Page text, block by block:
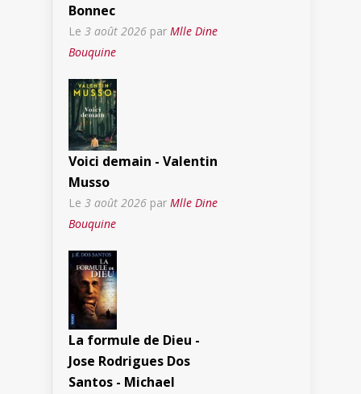
Bonnec
Le 3 août 2026 par Mlle Dine
Bouquine
Voici demain - Valentin
Musso
Le 3 août 2026 par Mlle Dine
Bouquine
La formule de Dieu -
Jose Rodrigues Dos
Santos - Michael